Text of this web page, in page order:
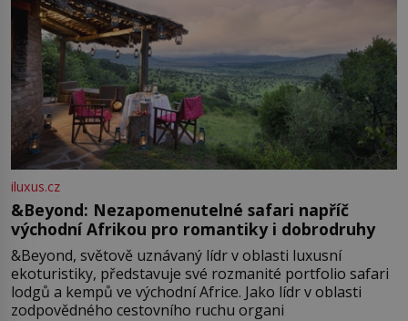
iluxus.cz
&Beyond: Nezapomenutelné safari napříč
východní Afrikou pro romantiky i dobrodruhy
&Beyond, světově uznávaný lídr v oblasti luxusní
ekoturistiky, představuje své rozmanité portfolio safari
lodgů a kempů ve východní Africe. Jako lídr v oblasti
zodpovědného cestovního ruchu organi